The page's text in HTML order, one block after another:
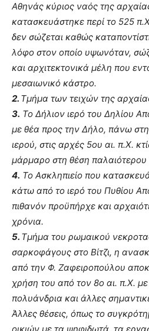
Αθηνάς κύριος ναός της
κατασκευάστηκε περί το 525
δεν σώζεται καθώς
λόφο στον οποίο υψωνόταν,
και αρχιτεκτονικά μέλη που
μεσαιωνικό κάστρο.
2. Τμήμα των τειχών της
3. Το Δήλιον ιερό του Δηλίου
με θέα προς την Δήλο, πάνω
ιερού, στις αρχές 5ου αι. π.Χ.
μάρμαρο στη θέση παλαιότερου
4. Το Ασκληπιείο που
κάτω από το ιερό του Πυθίου
πιθανόν προϋπήρχε και
χρόνια.
5. Τμήμα του ρωμαικού
σαρκοφάγους στο Βίτζι, η
από την Φ. Ζαφειροπούλου
χρήση του από τον 8ο αι. π.Χ.
πολυάνδρια και άλλες
Άλλες θέσεις, όπως το